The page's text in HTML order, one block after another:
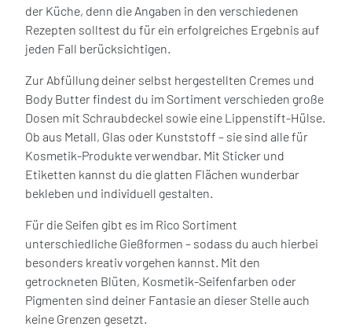
der Küche, denn die Angaben in den verschiedenen
Rezepten solltest du für ein erfolgreiches Ergebnis auf
jeden Fall berücksichtigen.
Zur Abfüllung deiner selbst hergestellten Cremes und
Body Butter findest du im Sortiment verschieden große
Dosen mit Schraubdeckel sowie eine Lippenstift-Hülse.
Ob aus Metall, Glas oder Kunststoff – sie sind alle für
Kosmetik-Produkte verwendbar. Mit Sticker und
Etiketten kannst du die glatten Flächen wunderbar
bekleben und individuell gestalten.
Für die Seifen gibt es im Rico Sortiment
unterschiedliche Gießformen – sodass du auch hierbei
besonders kreativ vorgehen kannst. Mit den
getrockneten Blüten, Kosmetik-Seifenfarben oder
Pigmenten sind deiner Fantasie an dieser Stelle auch
keine Grenzen gesetzt.